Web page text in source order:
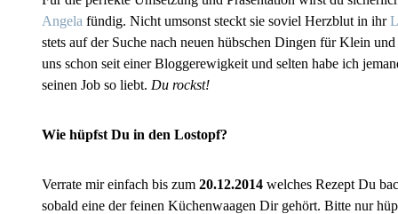
Angela fündig. Nicht umsonst steckt sie soviel Herzblut in ihr
stets auf der Suche nach neuen hübschen Dingen für Klein
uns schon seit einer Bloggerewigkeit und selten habe ich
seinen Job so liebt. Du rockst!
Wie hüpfst Du in den Lostopf?
Verrate mir einfach bis zum20.12.2014 welches Rezept Du
sobald eine der feinen Küchenwaagen Dir gehört. Bitte nur